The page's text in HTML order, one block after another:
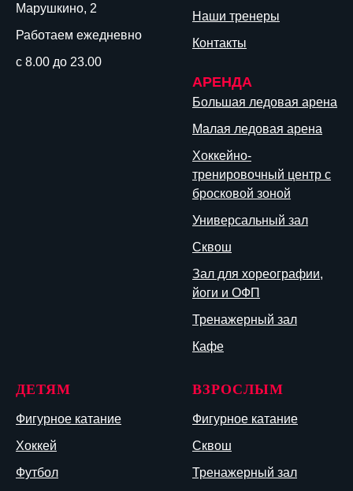
Марушкино, 2
Работаем ежедневно
с 8.00 до 23.00
Наши тренеры
Контакты
АРЕНДА
Большая ледовая арена
Малая ледовая арена
Хоккейно-
тренировочный центр с
бросковой зоной
Универсальный зал
Сквош
Зал для хореографии,
йоги и ОФП
Тренажерный зал
Кафе
ДЕТЯМ
Фигурное катание
Хоккей
Футбол
ВЗРОСЛЫМ
Фигурное катание
Сквош
Тренажерный зал